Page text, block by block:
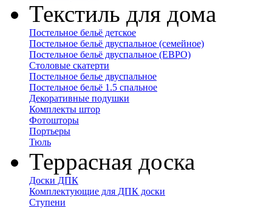
Текстиль для дома
Постельное бельё детское
Постельное бельё двуспальное (семейное)
Постельное бельё двуспальное (ЕВРО)
Столовые скатерти
Постельное белье двуспальное
Постельное бельё 1.5 спальное
Декоративные подушки
Комплекты штор
Фотошторы
Портьеры
Тюль
Террасная доска
Доски ДПК
Комплектующие для ДПК доски
Ступени